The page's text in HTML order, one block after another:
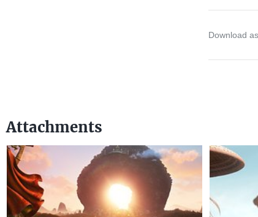
Download as
Attachments